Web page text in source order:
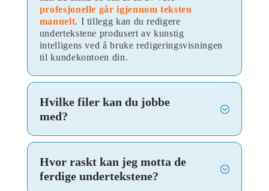
profesjonelle går igjennom teksten
manuelt. I tillegg kan du redigere
undertekstene produsert av kunstig
intelligens ved å bruke redigeringsvisningen
til kundekontoen din.
Hvilke filer kan du jobbe
med?
Hvor raskt kan jeg motta de
ferdige undertekstene?